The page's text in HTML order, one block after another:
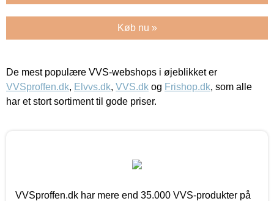
Køb nu »
De mest populære VVS-webshops i øjeblikket er
VVSproffen.dk, Elvvs.dk, VVS.dk og Frishop.dk, som alle
har et stort sortiment til gode priser.
VVSproffen.dk har mere end 35.000 VVS-produkter på